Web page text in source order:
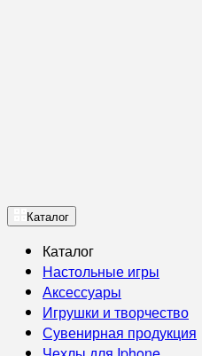
Каталог
Каталог
Настольные игры
Аксессуары
Игрушки и творчество
Сувенирная продукция